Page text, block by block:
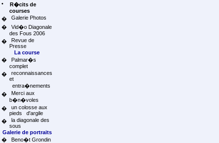
•
R�cits de
courses
�
Galerie Photos
�
Vid�o Diagonale
des Fous 2006
�
Revue de
Presse
La course
�
Palmar�s
complet
�
reconnaissances
et
entra�nements
�
Merci aux
b�n�voles
�
un colosse aux
pieds d'argile
�
la diagonale des
sous
Galerie de portraits
�
Beno�t Grondin